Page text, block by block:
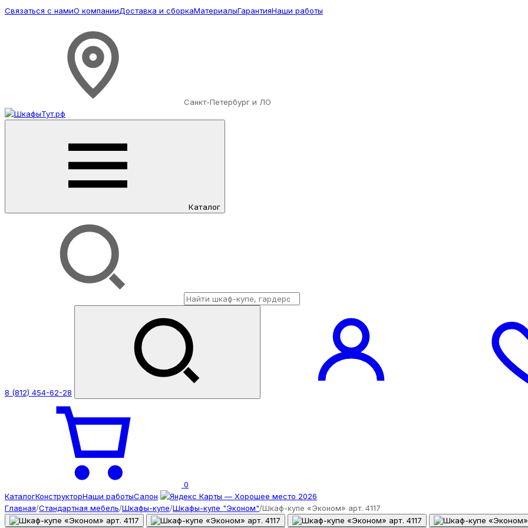
Связаться с намиО компанииДоставка и сборкаМатериалыГарантияНаши работы
Санкт-Петербург и ЛО
Каталог
8 (812) 454-62-28
0
КаталогКонструкторНаши работыСалон
Главная/Стандартная мебель/Шкафы-купе/Шкафы-купе "Эконом"/Шкаф-купе «Эконом» арт. 4117